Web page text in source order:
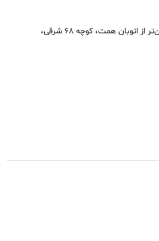
تهران، شیراز جنوبی، پایین‌تر از اتوبان همت، کوچه 68 شرقی،